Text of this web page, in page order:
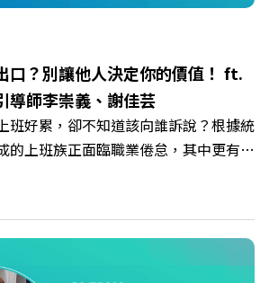
的盲點，也順手理清生活的雜亂。 點
gvmkt.pse.is/9al3px ✨關注
： LINE：https://reurl.cc/A4ELQp
YT：https://bit.ly/38jNi9k
Hosting
口？別讓他人決定你的價值！ ft.
導師李崇義、謝佳芸
班好累，卻不知道該向誰訴說？根據統
的上班族正面臨職業倦怠，其中更有三
的倦怠」。當主管的期待、同儕的競爭
為日常，身在職場的我們該如何停止無
人際風暴中找回安頓內心的力量？ 本
請新書《透視職場冰山》作者、薩提
崇義與謝佳芸，教你如何看穿職場底層